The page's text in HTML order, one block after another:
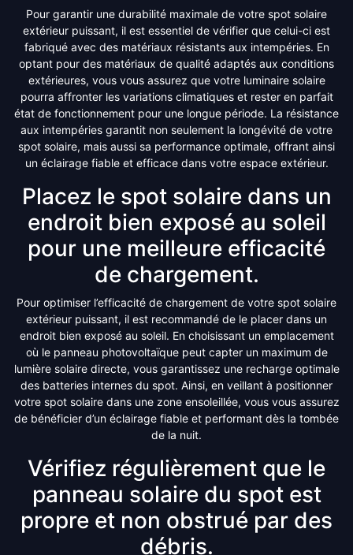
Pour garantir une durabilité maximale de votre spot solaire
extérieur puissant, il est essentiel de vérifier que celui-ci est
fabriqué avec des matériaux résistants aux intempéries. En
optant pour des matériaux de qualité adaptés aux conditions
extérieures, vous vous assurez que votre luminaire solaire
pourra affronter les variations climatiques et rester en parfait
état de fonctionnement pour une longue période. La résistance
aux intempéries garantit non seulement la longévité de votre
spot solaire, mais aussi sa performance optimale, offrant ainsi
un éclairage fiable et efficace dans votre espace extérieur.
Placez le spot solaire dans un
endroit bien exposé au soleil
pour une meilleure efficacité
de chargement.
Pour optimiser l’efficacité de chargement de votre spot solaire
extérieur puissant, il est recommandé de le placer dans un
endroit bien exposé au soleil. En choisissant un emplacement
où le panneau photovoltaïque peut capter un maximum de
lumière solaire directe, vous garantissez une recharge optimale
des batteries internes du spot. Ainsi, en veillant à positionner
votre spot solaire dans une zone ensoleillée, vous vous assurez
de bénéficier d’un éclairage fiable et performant dès la tombée
de la nuit.
Vérifiez régulièrement que le
panneau solaire du spot est
propre et non obstrué par des
débris.